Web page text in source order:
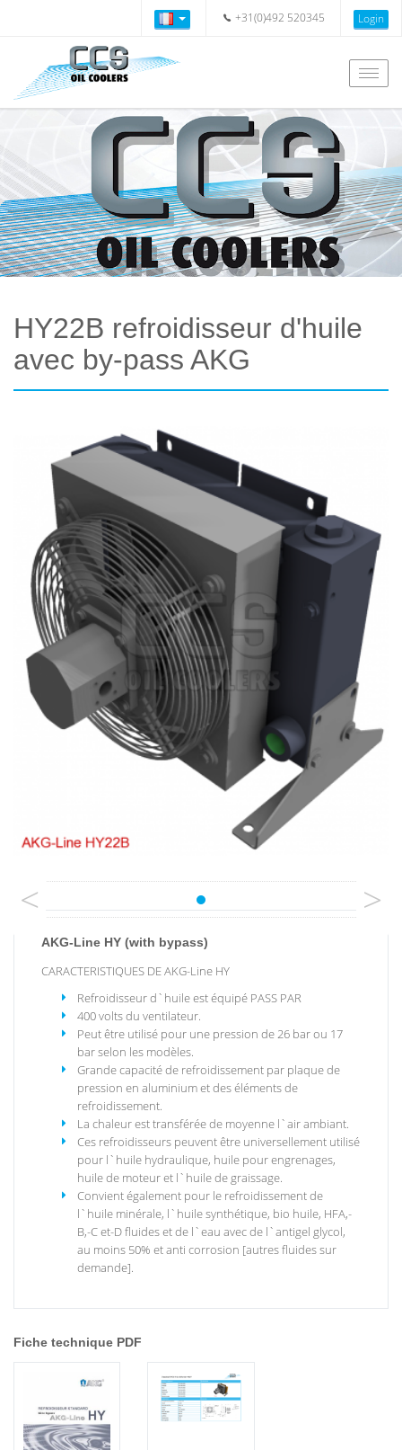
+31(0)492 520345 Login
HY22B refroidisseur d'huile
avec by-pass AKG
< >
AKG-Line HY (with bypass)
CARACTERISTIQUES DE AKG-Line HY
Refroidisseur d`huile est équipé PASS PAR
400 volts du ventilateur.
Peut être utilisé pour une pression de 26 bar ou 17
bar selon les modèles.
Grande capacité de refroidissement par plaque de
pression en aluminium et des éléments de
refroidissement.
La chaleur est transférée de moyenne l`air ambiant.
Ces refroidisseurs peuvent être universellement utilisé
pour l`huile hydraulique, huile pour engrenages,
huile de moteur et l`huile de graissage.
Convient également pour le refroidissement de
l`huile minérale, l`huile synthétique, bio huile, HFA,-
B,-C et-D fluides et de l`eau avec de l`antigel glycol,
au moins 50% et anti corrosion [autres fluides sur
demande].
Fiche technique PDF